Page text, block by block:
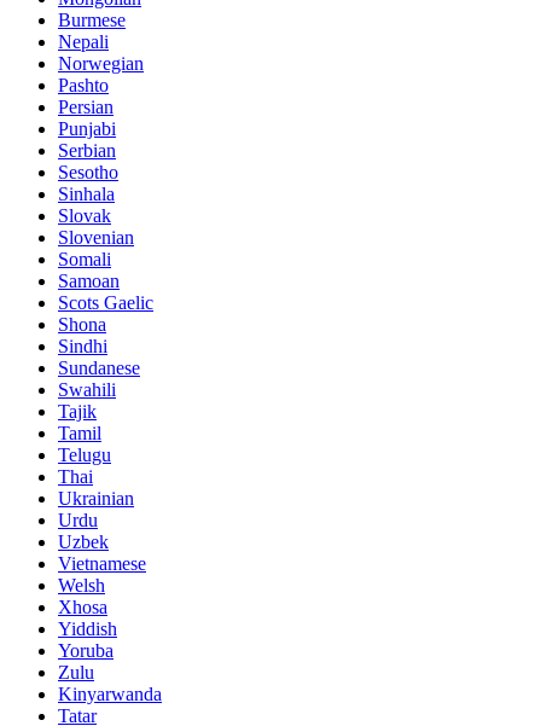
Burmese
Nepali
Norwegian
Pashto
Persian
Punjabi
Serbian
Sesotho
Sinhala
Slovak
Slovenian
Somali
Samoan
Scots Gaelic
Shona
Sindhi
Sundanese
Swahili
Tajik
Tamil
Telugu
Thai
Ukrainian
Urdu
Uzbek
Vietnamese
Welsh
Xhosa
Yiddish
Yoruba
Zulu
Kinyarwanda
Tatar